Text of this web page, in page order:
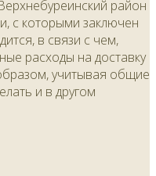
район
с которыми заключен
в связи с чем,
расходы на доставку
учитывая общие
и в другом